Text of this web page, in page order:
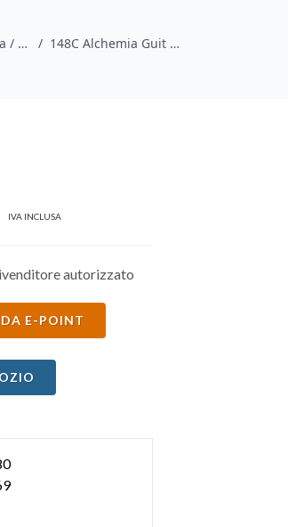
corde per chitarra / Aquila / 148C Alchemia Guit Treb norm tens
IVA INCLUSA
autorizzato
E-POINT